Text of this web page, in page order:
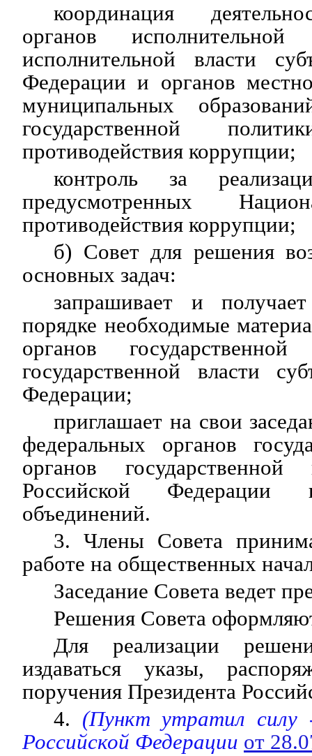
координация
органов
исполнительной власти
Федерации и органов
муниципальных
государственной
противодействия коррупции;
контроль за
предусмотренных
противодействия коррупции;
б) Совет для решения
основных задач:
запрашивает и
порядке необходимые
органов
государственной власти
Федерации;
приглашает на свои
федеральных органов
органов государственной
Российской Федерации
объединений.
3. Члены Совета
работе на общественных
Заседание Совета ведет
Решения Совета
Для реализации
издаваться указы,
поручения Президента
4. (Пункт утратил силу
Российской Федерации от